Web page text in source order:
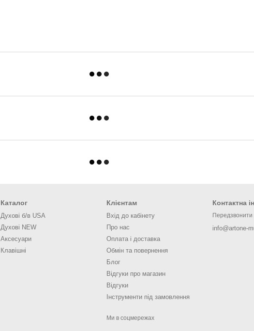
Каталог
Духові б/в USA
Духові NEW
Аксесуари
Клавішні
Клієнтам
Вхід до кабінету
Про нас
Оплата і доставка
Обмін та повернення
Блог
Відгуки про магазин
Відгуки
Інструменти під замовлення
Ми в соцмережах
Контактна
info@artone-